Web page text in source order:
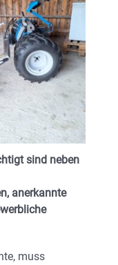
sind neben
anerkannte
muss